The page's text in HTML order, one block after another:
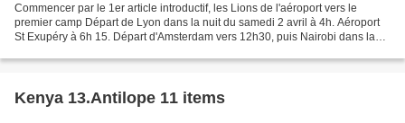
Commencer par le 1er article introductif, les Lions de l'aéroport vers le
premier camp Départ de Lyon dans la nuit du samedi 2 avril à 4h. Aéroport
St Exupéry à 6h 15. Départ d'Amsterdam vers 12h30, puis Nairobi dans la
Kenya 13.Antilope 11 items